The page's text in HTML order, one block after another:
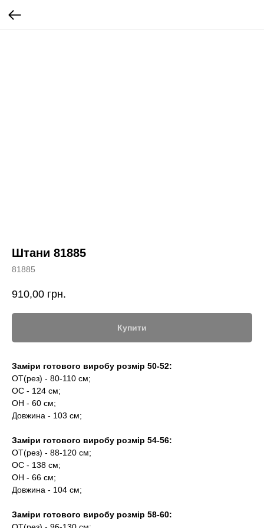
Штани 81885
81885
910,00 грн.
Купити
Заміри готового виробу розмір 50-52:
ОТ(рез) - 80-110 см;
ОС - 124 см;
ОН - 60 см;
Довжина - 103 см;
Заміри готового виробу розмір 54-56:
ОТ(рез) - 88-120 см;
ОС - 138 см;
ОН - 66 см;
Довжина - 104 см;
Заміри готового виробу розмір 58-60: